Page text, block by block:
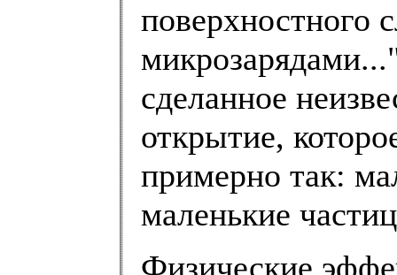
поверхностного
сделанное
открытие,
примерно так:
маленькие
Физические